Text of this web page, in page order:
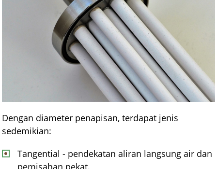
Dengan diameter penapisan, terdapat jenis
sedemikian:
Tangential - pendekatan aliran langsung air dan